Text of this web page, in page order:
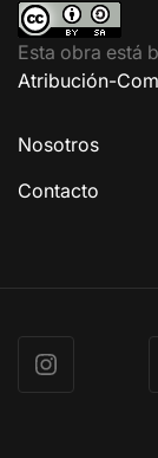
Esta obra está
Atribución-
Nosotros
Contacto
Instagram